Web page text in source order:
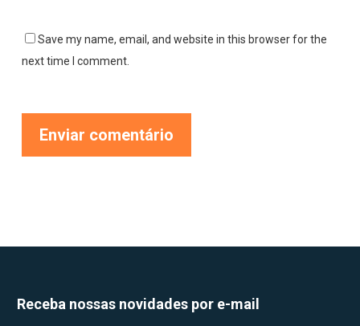
Save my name, email, and website in this browser for the
next time I comment.
Receba nossas novidades por e-mail